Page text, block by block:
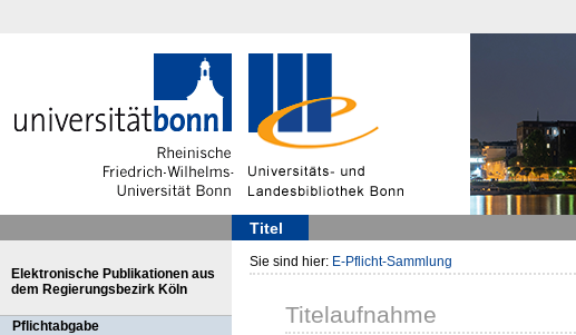
Titel
Elektronische Publikationen aus
dem Regierungsbezirk Köln
Pflichtabgabe
Sie sind hier: E-Pflicht-Sammlung
Titelaufnahme